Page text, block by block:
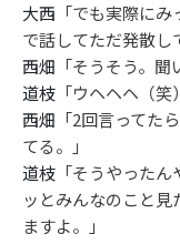
大西 「でも実際に
で話してただ発散し
西畑 「そうそう。
道枝 「ウヘヘヘ（笑
西畑 「2回言ってた
てる。」
道枝 「そうやった
ッとみんなのこと見
ますよ。」